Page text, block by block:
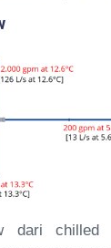
dari chilled